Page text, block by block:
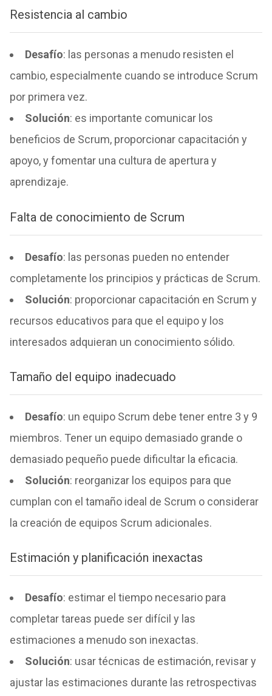
Resistencia al cambio
Desafío: las personas a menudo resisten el
cambio, especialmente cuando se introduce Scrum
por primera vez.
Solución: es importante comunicar los
beneficios de Scrum, proporcionar capacitación y
apoyo, y fomentar una cultura de apertura y
aprendizaje.
Falta de conocimiento de Scrum
Desafío: las personas pueden no entender
completamente los principios y prácticas de Scrum.
Solución: proporcionar capacitación en Scrum y
recursos educativos para que el equipo y los
interesados adquieran un conocimiento sólido.
Tamaño del equipo inadecuado
Desafío: un equipo Scrum debe tener entre 3 y 9
miembros. Tener un equipo demasiado grande o
demasiado pequeño puede dificultar la eficacia.
Solución: reorganizar los equipos para que
cumplan con el tamaño ideal de Scrum o considerar
la creación de equipos Scrum adicionales.
Estimación y planificación inexactas
Desafío: estimar el tiempo necesario para
completar tareas puede ser difícil y las
estimaciones a menudo son inexactas.
Solución: usar técnicas de estimación, revisar y
ajustar las estimaciones durante las retrospectivas